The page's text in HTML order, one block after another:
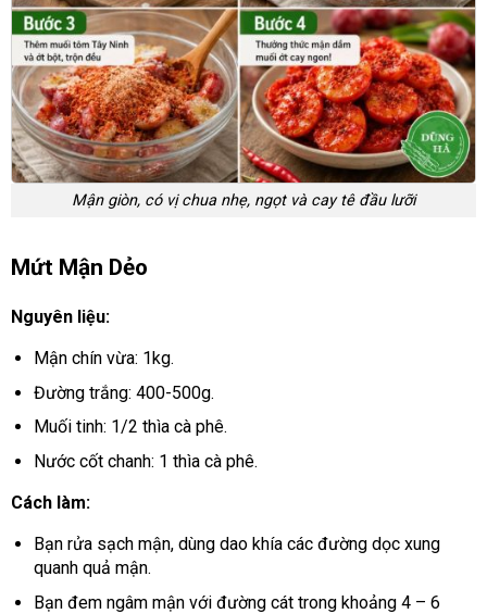
Mận giòn, có vị chua nhẹ, ngọt và cay tê đầu lưỡi
Mứt Mận Dẻo
Nguyên liệu:
Mận chín vừa: 1kg.
Đường trắng: 400-500g.
Muối tinh: 1/2 thìa cà phê.
Nước cốt chanh: 1 thìa cà phê.
Cách làm:
Bạn rửa sạch mận, dùng dao khía các đường dọc xung
quanh quả mận.
Bạn đem ngâm mận với đường cát trong khoảng 4 – 6